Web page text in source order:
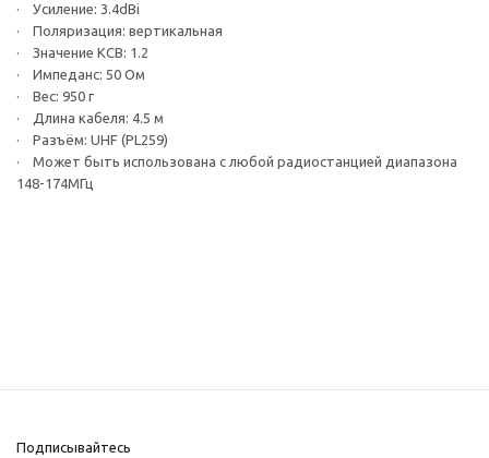
· Усиление: 3.4dBi
· Поляризация: вертикальная
· Значение КСВ: 1.2
· Импеданс: 50 Ом
· Вес: 950 г
· Длина кабеля: 4.5 м
· Разъём: UHF (PL259)
· Может быть использована с любой радиостанцией диапазона
148-174МГц
Подписывайтесь